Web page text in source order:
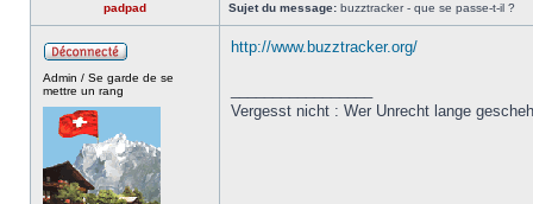
padpad Sujet du message: buzztracker - que se passe-t-il ?
Admin / Se garde de se
mettre un rang
http://www.buzztracker.org/
Vergesst nicht : Wer Unrecht lange